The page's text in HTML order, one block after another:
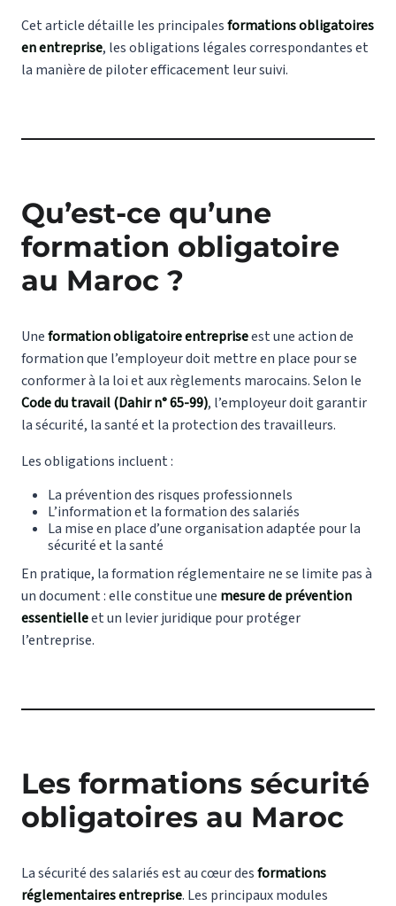
Cet article détaille les principalesformations obligatoires
en entreprise, les obligations légales correspondantes et
la manière de piloter efficacement leur suivi.
Qu’est-ce qu’une
formation obligatoire
au Maroc ?
Uneformation obligatoire entrepriseest une action de
formation que l’employeur doit mettre en place pour se
conformer à la loi et aux règlements marocains. Selon le
Code du travail (Dahir n° 65‑99), l’employeur doit garantir
la sécurité, la santé et la protection des travailleurs.
Les obligations incluent :
La prévention des risques professionnels
L’information et la formation des salariés
La mise en place d’une organisation adaptée pour la
sécurité et la santé
En pratique, la formation réglementaire ne se limite pas à
un document : elle constitue une mesure de prévention
essentielleet un levier juridique pour protéger
l’entreprise.
Les formations sécurité
obligatoires au Maroc
La sécurité des salariés est au cœur desformations
réglementaires entreprise. Les principaux modules